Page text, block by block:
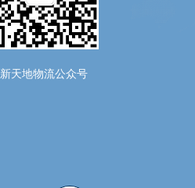
新天地物流公众号